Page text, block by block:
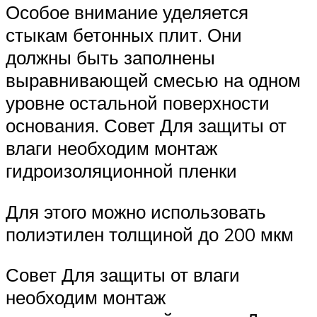
Особое внимание уделяется
стыкам бетонных плит. Они
должны быть заполнены
выравнивающей смесью на одном
уровне остальной поверхности
основания. Совет Для защиты от
влаги необходим монтаж
гидроизоляционной пленки
Для этого можно использовать
полиэтилен толщиной до 200 мкм
Совет Для защиты от влаги
необходим монтаж